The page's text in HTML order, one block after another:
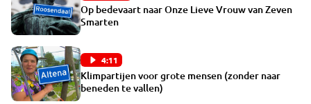
Op bedevaart naar Onze Lieve Vrouw van Zeven
Smarten
4:11
Klimpartijen voor grote mensen (zonder naar
beneden te vallen)